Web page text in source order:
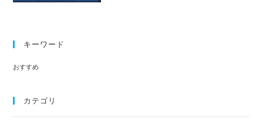
キーワード
おすすめ
カテゴリ